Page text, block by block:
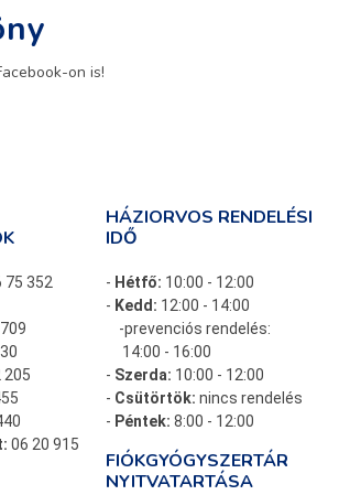
on is!
75 352
205
06 20 915
HÁZIORVOS RENDELÉSI
IDŐ
- Hétfő: 10:00 - 12:00
- Kedd: 12:00 - 14:00
-prevenciós rendelés:
14:00 - 16:00
- Szerda: 10:00 - 12:00
- Csütörtök: nincs rendelés
- Péntek: 8:00 - 12:00
FIÓKGYÓGYSZERTÁR
NYITVATARTÁSA